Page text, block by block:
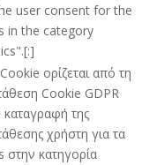
user consent for the
in the category
ορίζεται από τη
Cookie GDPR
καταγραφή της
χρήστη για τα
στην κατηγορία